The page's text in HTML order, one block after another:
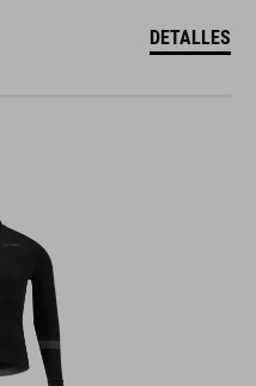
DETALLES